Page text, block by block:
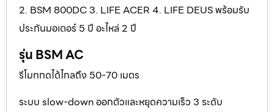
2. BSM 800DC 3. LIFE ACER 4. LIFE DEUS พร้อมรับ
ประกันมอเตอร์ 5 ปี อะไหล่ 2 ปี
รุ่น BSM AC
รีโมทกดได้ไกลถึง 50-70 เมตร
ระบบ slow-down ออกตัวและหยุดความเร็ว 3 ระดับ